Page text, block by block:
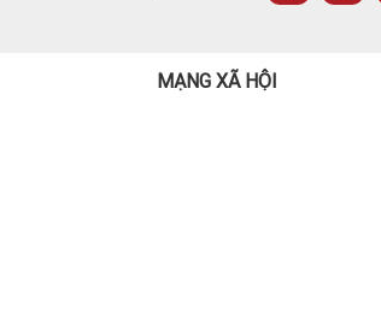
MẠNG XÃ HỘI